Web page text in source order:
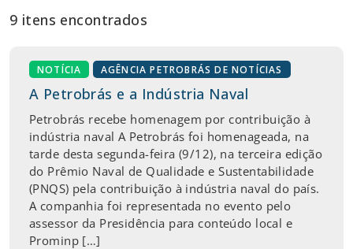
9 itens encontrados
NOTÍCIA AGÊNCIA PETROBRÁS DE NOTÍCIAS
A Petrobrás e a Indústria Naval
Petrobrás recebe homenagem por contribuição à
indústria naval A Petrobrás foi homenageada, na
tarde desta segunda-feira (9/12), na terceira edição
do Prêmio Naval de Qualidade e Sustentabilidade
(PNQS) pela contribuição à indústria naval do país.
A companhia foi representada no evento pelo
assessor da Presidência para conteúdo local e
Prominp […]